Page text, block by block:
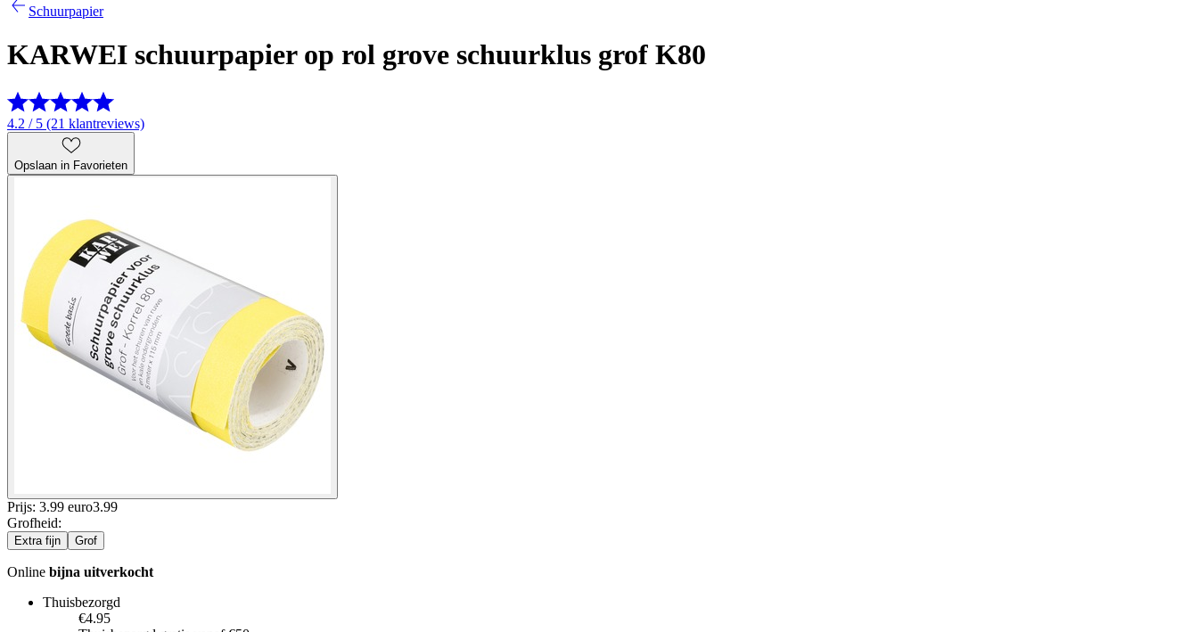
Schuurpapier
KARWEI schuurpapier op rol grove schuurklus grof K80
4.2 / 5 (21 klantreviews)
Opslaan in Favorieten
Prijs: 3.99 euro3.99
Grofheid:
Extra fijn Grof
Online bijna uitverkocht
Thuisbezorgd
€4.95